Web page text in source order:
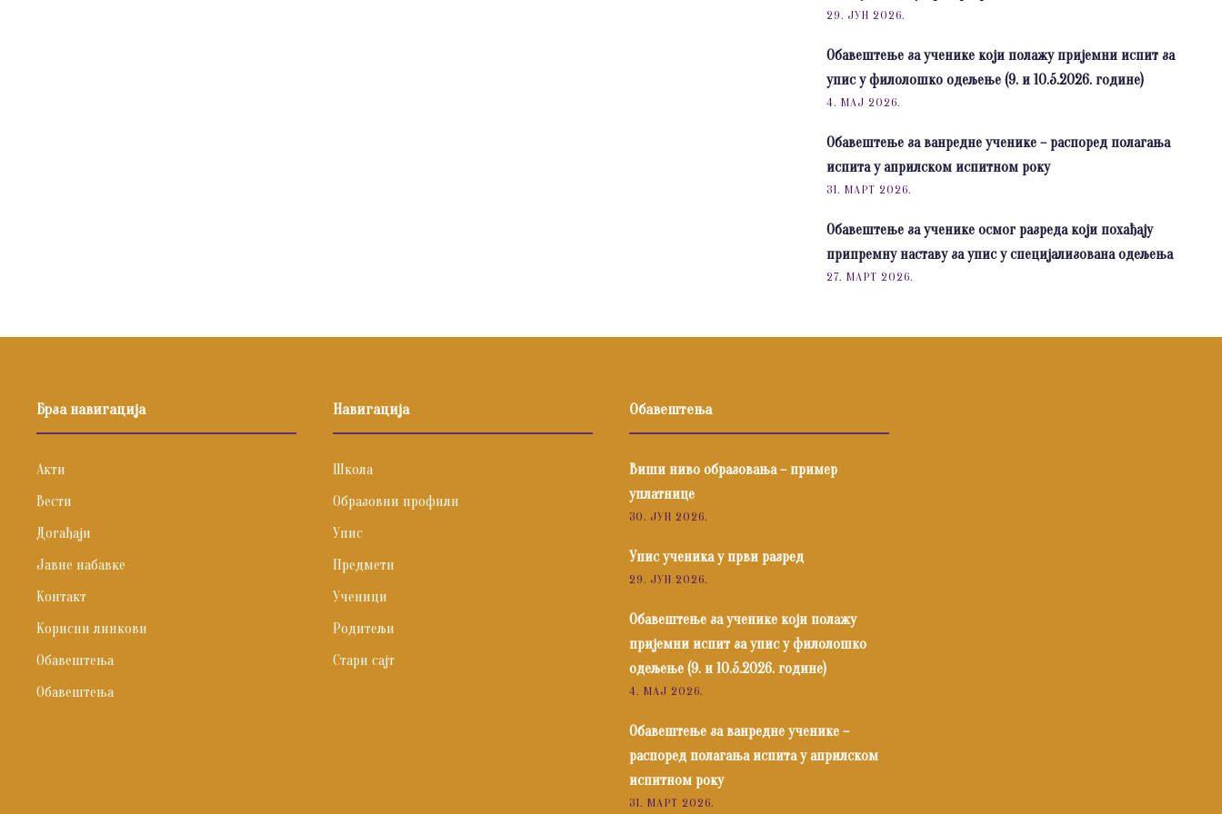
29. ЈУН 2026.
Обавештење за ученике који полажу пријемни испит за
упис у филолошко одељење (9. и 10.5.2026. године)
4. МАЈ 2026.
Обавештење за ванредне ученике – распоред полагања
испита у априлском испитном року
31. МАРТ 2026.
Обавештење за ученике осмог разреда који похађају
припремну наставу за упис у специјализована одељења
27. МАРТ 2026.
Брза навигација
Акти
Вести
Догађаји
Јавне набавке
Контакт
Корисни линкови
Обавештења
Обавештења
Навигација
Школа
Образовни профили
Упис
Предмети
Ученици
Родитељи
Стари сајт
Обавештења
Виши ниво образовања – пример
уплатнице
30. ЈУН 2026.
Упис ученика у први разред
29. ЈУН 2026.
Обавештење за ученике који полажу
пријемни испит за упис у филолошко
одељење (9. и 10.5.2026. године)
4. МАЈ 2026.
Обавештење за ванредне ученике –
распоред полагања испита у априлском
испитном року
31. МАРТ 2026.